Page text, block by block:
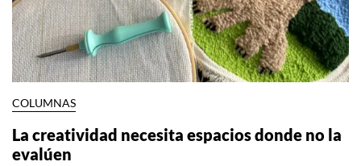
COLUMNAS
La creatividad necesita espacios donde no la
evalúen